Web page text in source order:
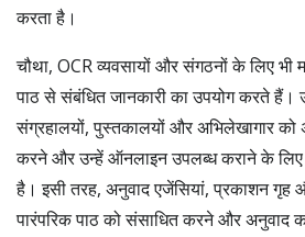
करता है।
चौथा, OCR व्यवसायों और संगठनों के लिए भी
पाठ से संबंधित जानकारी का उपयोग करते हैं।
संग्रहालयों, पुस्तकालयों और अभिलेखागार को
करने और उन्हें ऑनलाइन उपलब्ध कराने के लिए
है। इसी तरह, अनुवाद एजेंसियां, प्रकाशन गृह
पारंपरिक पाठ को संसाधित करने और अनुवाद